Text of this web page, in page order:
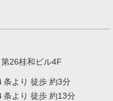
26桂和ビル4F
条より 徒歩 約3分
条より 徒歩 約13分